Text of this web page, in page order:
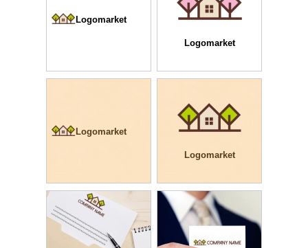
Logomarket
Logomarket
Logomarket
Logomarket